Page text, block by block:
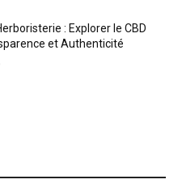
: Explorer le CBD
et Authenticité